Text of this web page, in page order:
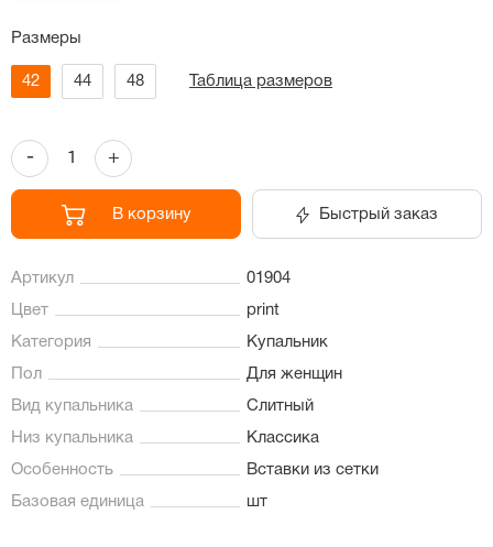
Размеры
42 44 48 Таблица размеров
- +
В корзину Быстрый заказ
Артикул 01904
Цвет print
Категория Купальник
Пол Для женщин
Вид купальника Слитный
Низ купальника Классика
Особенность Вставки из сетки
Базовая единица шт